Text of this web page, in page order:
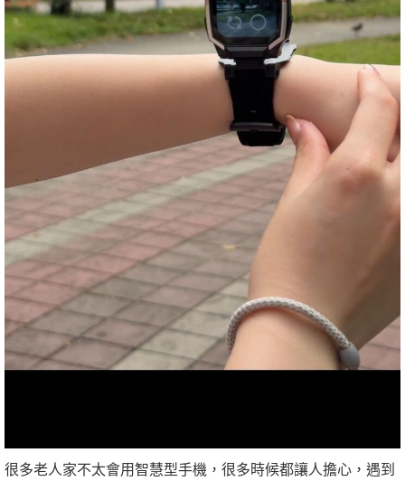
很多老人家不太會用智慧型手機，很多時候都讓人擔心，遇到